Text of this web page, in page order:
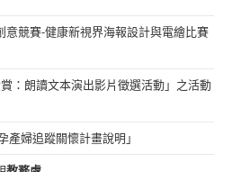
意競賽-健康新視界海報設計與電繪比賽
：朗讀文本演出影片徵選活動」之活動
產婦追蹤關懷計畫說明」